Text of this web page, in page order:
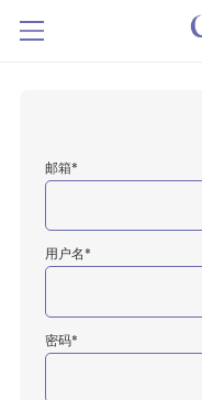
邮箱*
用户名*
密码*